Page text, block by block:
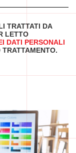
TRATTATI DA
LETTO
DATI PERSONALI